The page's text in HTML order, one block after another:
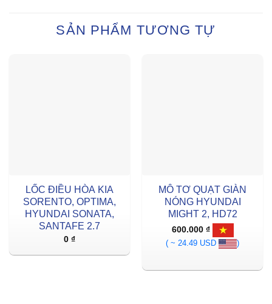
SẢN PHẨM TƯƠNG TỰ
LỐC ĐIỀU HÒA KIA
SORENTO, OPTIMA,
HYUNDAI SONATA,
SANTAFE 2.7
0 ₫
MÔ TƠ QUẠT GIÀN
NÓNG HYUNDAI
MIGHT 2, HD72
600.000 ₫
( ~ 24.49 USD
)